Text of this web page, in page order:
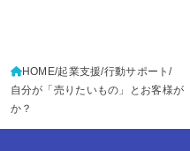
HOME 起業支援/行動サポート
自分が「売りたいもの」とお客様
か？